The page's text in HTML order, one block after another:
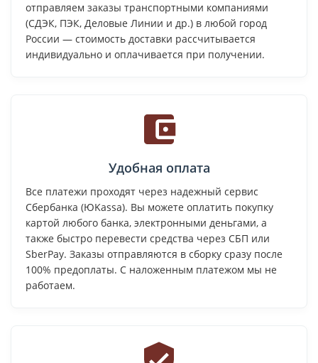
отправляем заказы транспортными компаниями
(СДЭК, ПЭК, Деловые Линии и др.) в любой город
России — стоимость доставки рассчитывается
индивидуально и оплачивается при получении.
Удобная оплата
Все платежи проходят через надежный сервис
Сбербанка (ЮKassa). Вы можете оплатить покупку
картой любого банка, электронными деньгами, а
также быстро перевести средства через СБП или
SberPay. Заказы отправляются в сборку сразу после
100% предоплаты. С наложенным платежом мы не
работаем.